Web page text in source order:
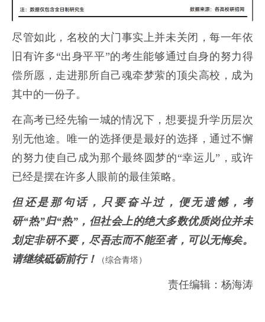
尽管如此，名校的大门事实上并未关闭，每一年依
旧有许多“出身平平”的考生能够通过自身的努力得
偿所愿，走进那所自己魂牵梦萦的顶尖高校，成为
其中的一份子。
在高考已经先输一城的情况下，想要提升学历层次
别无他途。唯一的选择便是最好的选择，通过不懈
的努力使自己成为那个最终圆梦的“幸运儿”，或许
已经是摆在许多人眼前的最佳策略。
但还是那句话，只要奋斗过，便无遗憾，考
研“热”归“热”，但社会上的绝大多数优质岗位并未
划定非研不要，尽吾志而不能至者，可以无悔矣。
请继续砥砺前行！
（综合青塔）
责任编辑：杨海涛